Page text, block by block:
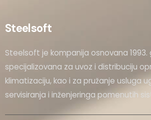
Steelsoft
Steelsoft je kompanija osnovana 1993.
specijalizovana za uvoz i distribuciju
klimatizaciju, kao i za pružanje usluga
servisiranja i inženjeringa pomenutih